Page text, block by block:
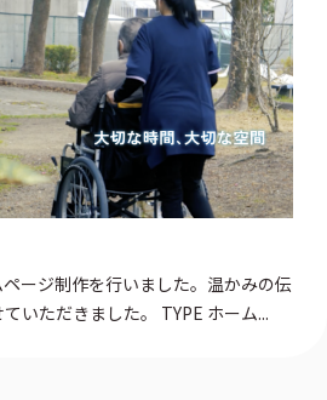
ージ制作を行いました。温かみの伝
いただきました。 TYPE ホーム...